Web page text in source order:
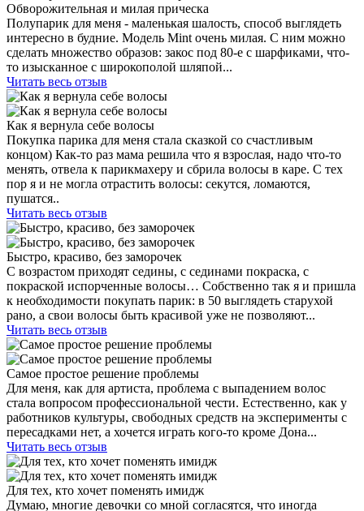
Обворожительная и милая прическа
Полупарик для меня - маленькая шалость, способ выглядеть
интересно в будние. Модель Mint очень милая. С ним можно
сделать множество образов: закос под 80-е с шарфиками, что-
то изысканное с широкополой шляпой...
Читать весь отзыв
Как я вернула себе волосы
Покупка парика для меня стала сказкой со счастливым
концом) Как-то раз мама решила что я взрослая, надо что-то
менять, отвела к парикмахеру и сбрила волосы в каре. С тех
пор я и не могла отрастить волосы: секутся, ломаются,
пушатся..
Читать весь отзыв
Быстро, красиво, без заморочек
С возрастом приходят седины, с сединами покраска, с
покраской испорченные волосы… Собственно так я и пришла
к необходимости покупать парик: в 50 выглядеть старухой
рано, а свои волосы быть красивой уже не позволяют...
Читать весь отзыв
Самое простое решение проблемы
Для меня, как для артиста, проблема с выпадением волос
стала вопросом профессиональной чести. Естественно, как у
работников культуры, свободных средств на эксперименты с
пересадками нет, а хочется играть кого-то кроме Дона...
Читать весь отзыв
Для тех, кто хочет поменять имидж
Думаю, многие девочки со мной согласятся, что иногда